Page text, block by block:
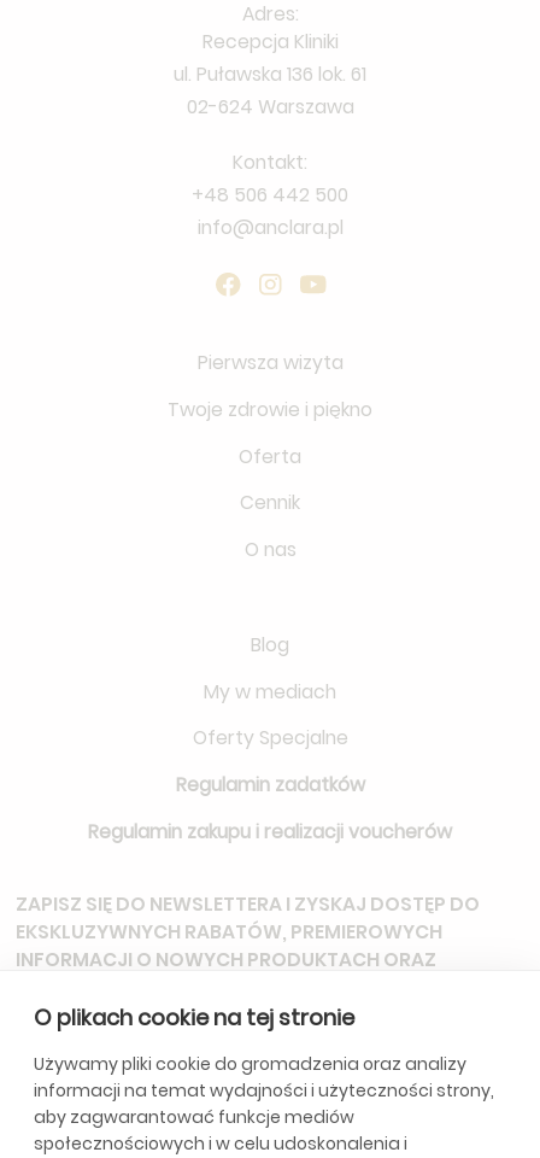
O plikach cookie na tej stronie
Używamy pliki cookie do gromadzenia oraz analizy
informacji na temat wydajności i użyteczności strony,
aby zagwarantować funkcje mediów
społecznościowych i w celu udoskonalenia i
Adres:
Recepcja Kliniki
ul. Puławska 136 lok. 61
02-624 Warszawa
Kontakt:
+48 506 442 500
info@anclara.pl
Pierwsza wizyta
Twoje zdrowie i piękno
Oferta
Cennik
O nas
Blog
My w mediach
Oferty Specjalne
Regulamin zadatków
Regulamin zakupu i realizacji voucherów
ZAPISZ SIĘ DO NEWSLETTERAI ZYSKAJ DOSTĘP DO
EKSKLUZYWNYCH RABATÓW, PREMIEROWYCH
INFORMACJI O NOWYCH PRODUKTACH ORAZ
*Subskrybując, wyrażasz zgodę na otrzymywanie aktualizacji od
naszej firmy. Szczegóły wPolitycę Prywatności.